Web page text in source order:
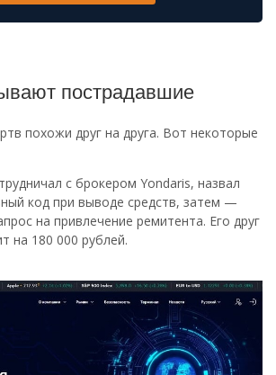
пострадавшие
похожи друг на друга. Вот некоторые
с брокером Yondaris, назвал
код при выводе средств, затем —
на привлечение ремитента. Его друг
на 180 000 рублей.